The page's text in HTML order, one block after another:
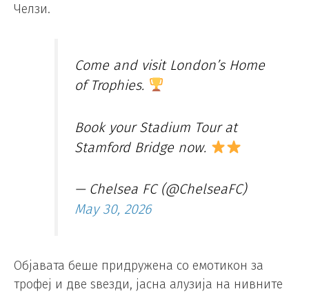
Челзи.
Come and visit London’s Home
of Trophies.
Book your Stadium Tour at
Stamford Bridge now.
— Chelsea FC (@ChelseaFC)
May 30, 2026
Објавата беше придружена со емотикон за
трофеј и две ѕвезди, јасна алузија на нивните